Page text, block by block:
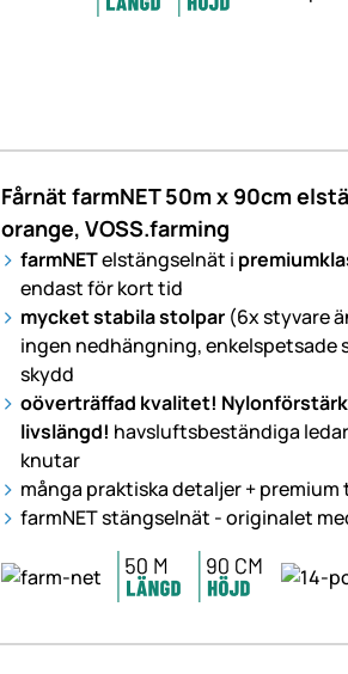
Fårnät farmNET 50m x 90cm
orange, VOSS.farming
farmNETelstängselnät i
endast för kort tid
mycket stabila stolpar(6x styvare
ingen nedhängning, enkelspetsade
skydd
oöverträffad kvalitet!
livslängd! havsluftsbeständiga
knutar
många praktiska detaljer +
farmNET stängselnät - originalet